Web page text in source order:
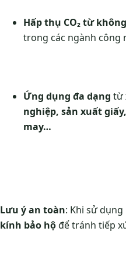
Hấp thụ CO₂ từ
trong các ngành công
Ứng dụng đa dạng từ
nghiệp, sản xuất
may…
Lưu ý an toàn: Khi sử dụng
kính bảo hộđể tránh tiếp